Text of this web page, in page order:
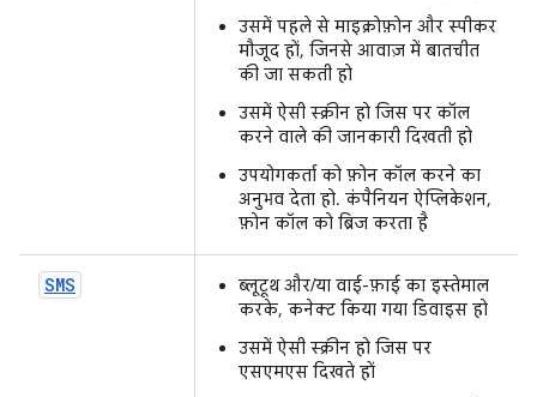
उसमें पहले से माइक्रोफ़ोन और स्पीकर
मौजूद हों, जिनसे आवाज़ में बातचीत
की जा सकती हो
उसमें ऐसी स्क्रीन हो जिस पर कॉल
करने वाले की जानकारी दिखती हो
उपयोगकर्ता को फ़ोन कॉल करने का
अनुभव देता हो. कंपैनियन ऐप्लिकेशन,
फ़ोन कॉल को ब्रिज करता है
SMS
ब्लूटूथ और/या वाई-फ़ाई का इस्तेमाल
करके, कनेक्ट किया गया डिवाइस हो
उसमें ऐसी स्क्रीन हो जिस पर
एसएमएस दिखते हों